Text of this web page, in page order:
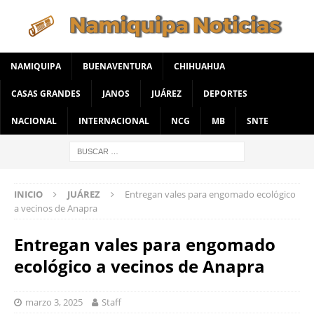
NAMIQUIPA BUENAVENTURA CHIHUAHUA
CASAS GRANDES JANOS JUÁREZ DEPORTES
NACIONAL INTERNACIONAL NCG MB SNTE
INICIO JUÁREZ
Entregan vales para engomado ecológico
a vecinos de Anapra
Entregan vales para engomado
ecológico a vecinos de Anapra
marzo 3, 2025 Staff